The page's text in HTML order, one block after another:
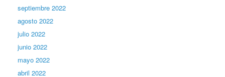
septiembre 2022
agosto 2022
julio 2022
junio 2022
mayo 2022
abril 2022